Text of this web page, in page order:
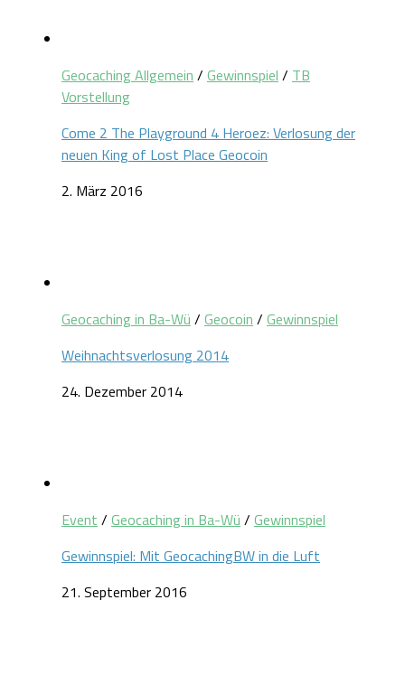
Geocaching Allgemein / Gewinnspiel / TB
Vorstellung
Come 2 The Playground 4 Heroez: Verlosung der
neuen King of Lost Place Geocoin
2. März 2016
Geocaching in Ba-Wü / Geocoin / Gewinnspiel
Weihnachtsverlosung 2014
24. Dezember 2014
Event / Geocaching in Ba-Wü / Gewinnspiel
Gewinnspiel: Mit GeocachingBW in die Luft
21. September 2016